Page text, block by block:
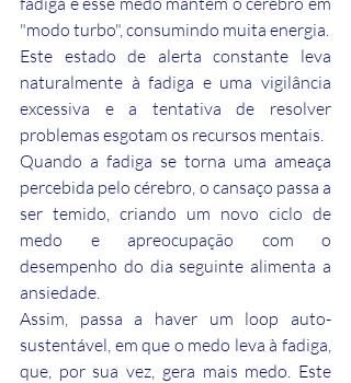
"modo turbo", consumindo muita energia.
Este estado de alerta constante leva
naturalmente à fadiga e uma vigilância
excessiva e a tentativa de resolver
problemas esgotam os recursos mentais.
Quando a fadiga se torna uma ameaça
percebida pelo cérebro, o cansaço passa a
ser temido, criando um novo ciclo de
medo e apreocupação com o
desempenho do dia seguinte alimenta a
ansiedade.
Assim, passa a haver um loop auto-
sustentável, em que o medo leva à fadiga,
que, por sua vez, gera mais medo. Este